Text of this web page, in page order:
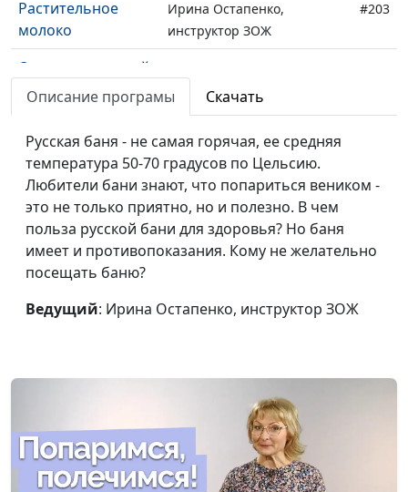
Растительное
молоко
Ирина Остапенко,
инструктор ЗОЖ
#203
Ожирение у детей
инструктор ЗОЖ
идеального веса
инструктор ЗОЖ
Польза льняного
семени
Ирина Остапенко,
инструктор ЗОЖ
#200
Сладкие
газированные
Ирина Остапенко,
#199
Чем полезен овес?
инструктор ЗОЖ
Польза орехов
Ирина Остапенко,
инструктор ЗОЖ
Описание програмы Скачать
Русская баня - не самая горячая, ее средняя
температура 50-70 градусов по Цельсию.
Любители бани знают, что попариться веником -
это не только приятно, но и полезно. В чем
польза русской бани для здоровья? Но баня
имеет и противопоказания. Кому не желательно
посещать баню?
Ведущий: Ирина Остапенко, инструктор ЗОЖ